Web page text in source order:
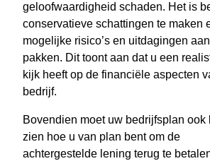
geloofwaardigheid schaden. Het is
conservatieve schattingen te maken
mogelijke risico’s en uitdagingen
pakken. Dit toont aan dat u een
kijk heeft op de financiële aspecten
bedrijf.
Bovendien moet uw bedrijfsplan ook
zien hoe u van plan bent om de
achtergestelde lening terug te